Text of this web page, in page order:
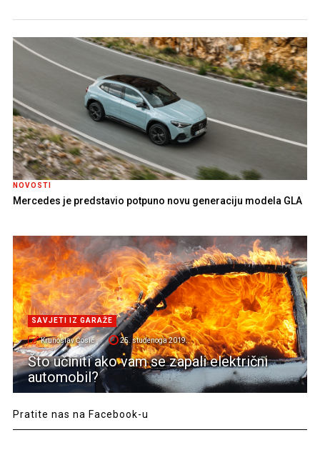
NOVOSTI
Mercedes je predstavio potpuno novu generaciju modela GLA
SAVJETI IZ GARAŽE
Krunoslav Ćosić 25. studenoga 2019.
Što učiniti ako vam se zapali električni
automobil?
Pratite nas na Facebook-u